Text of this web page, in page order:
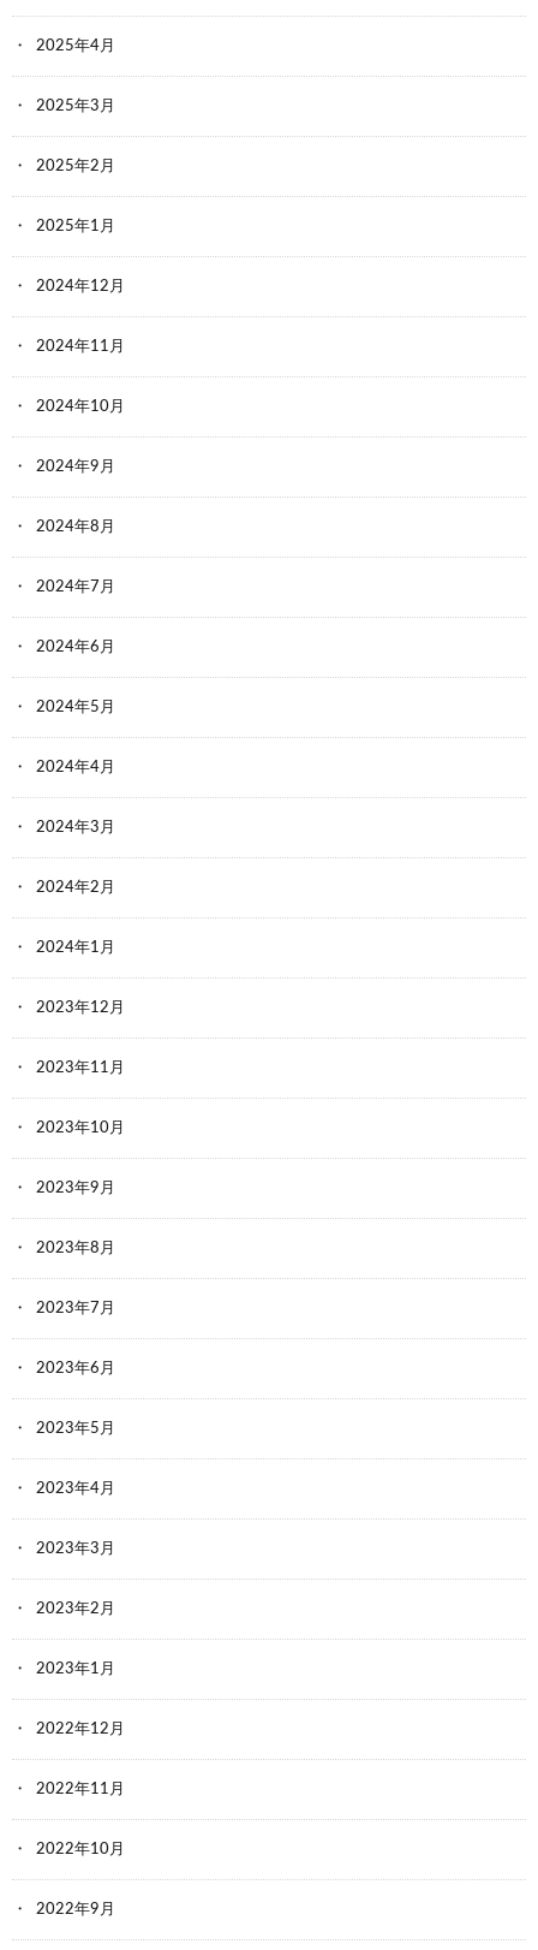
2025年4月
2025年3月
2025年2月
2025年1月
2024年12月
2024年11月
2024年10月
2024年9月
2024年8月
2024年7月
2024年6月
2024年5月
2024年4月
2024年3月
2024年2月
2024年1月
2023年12月
2023年11月
2023年10月
2023年9月
2023年8月
2023年7月
2023年6月
2023年5月
2023年4月
2023年3月
2023年2月
2023年1月
2022年12月
2022年11月
2022年10月
2022年9月